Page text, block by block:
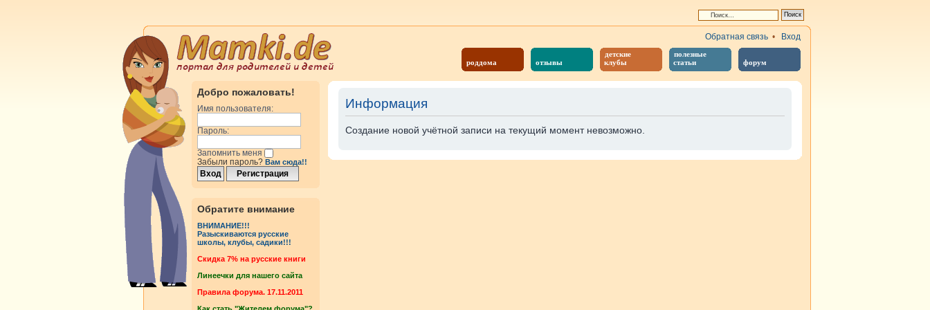
роддома отзывы
детские
клубы
полезные
статьи
форум
Обратная связь • Вход
Добро пожаловать!
Имя пользователя:
Пароль:
Запомнить меня
Забыли пароль? Вам сюда!!
Обратите внимание
ВНИМАНИЕ!!!
Разыскиваются русские
школы, клубы, садики!!!
Cкидка 7% на русские книги
Линеечки для нашего сайта
Правила форума. 17.11.2011
Информация
Создание новой учётной записи на текущий момент невозможно.